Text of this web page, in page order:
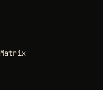
Matrix